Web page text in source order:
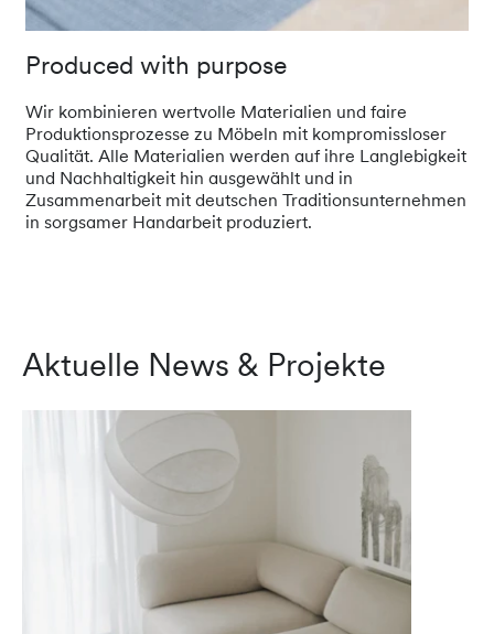
Produced with purpose
Wir kombinieren wertvolle Materialien und faire
Produktionsprozesse zu Möbeln mit kompromissloser
Qualität. Alle Materialien werden auf ihre Langlebigkeit
und Nachhaltigkeit hin ausgewählt und in
Zusammenarbeit mit deutschen Traditionsunternehmen
in sorgsamer Handarbeit produziert.
Aktuelle News & Projekte